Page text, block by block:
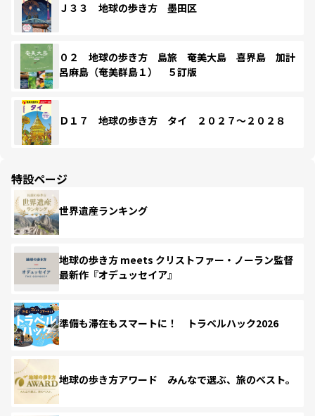
Ｊ３３ 地球の歩き方 墨田区
０２ 地球の歩き方 島旅 奄美大島 喜界島 加計
呂麻島（奄美群島１） ５訂版
Ｄ１７ 地球の歩き方 タイ ２０２７～２０２８
特設ページ
世界遺産ランキング
地球の歩き方 meets クリストファー・ノーラン監督
最新作『オデュッセイア』
準備も滞在もスマートに！ トラベルハック2026
地球の歩き方アワード みんなで選ぶ、旅のベスト。